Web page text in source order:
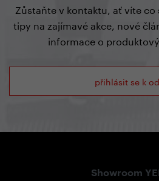
Zůstaňte v kontaktu, ať víte co
tipy na zajímavé akce, nové
informace o
přihlásit se k
Showroom